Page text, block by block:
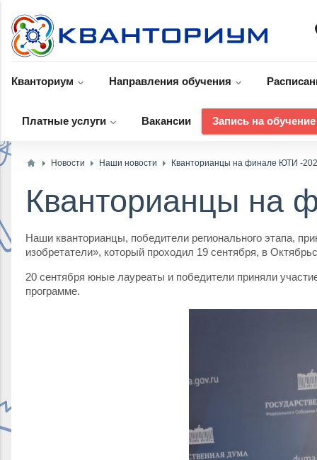
Кванториум Направления обучения
Платные услуги Вакансии Запись на обучение
Новости Наши новости Кванторианцы на финале ЮТИ -
Кванторианцы на
Наши кванторианцы, победители регионального этапа,
изобретатели», который проходил 19 сентября, в
20 сентября юные лауреаты и победители приняли
программе.